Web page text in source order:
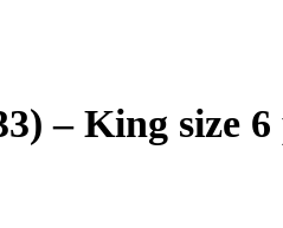
– King size 6